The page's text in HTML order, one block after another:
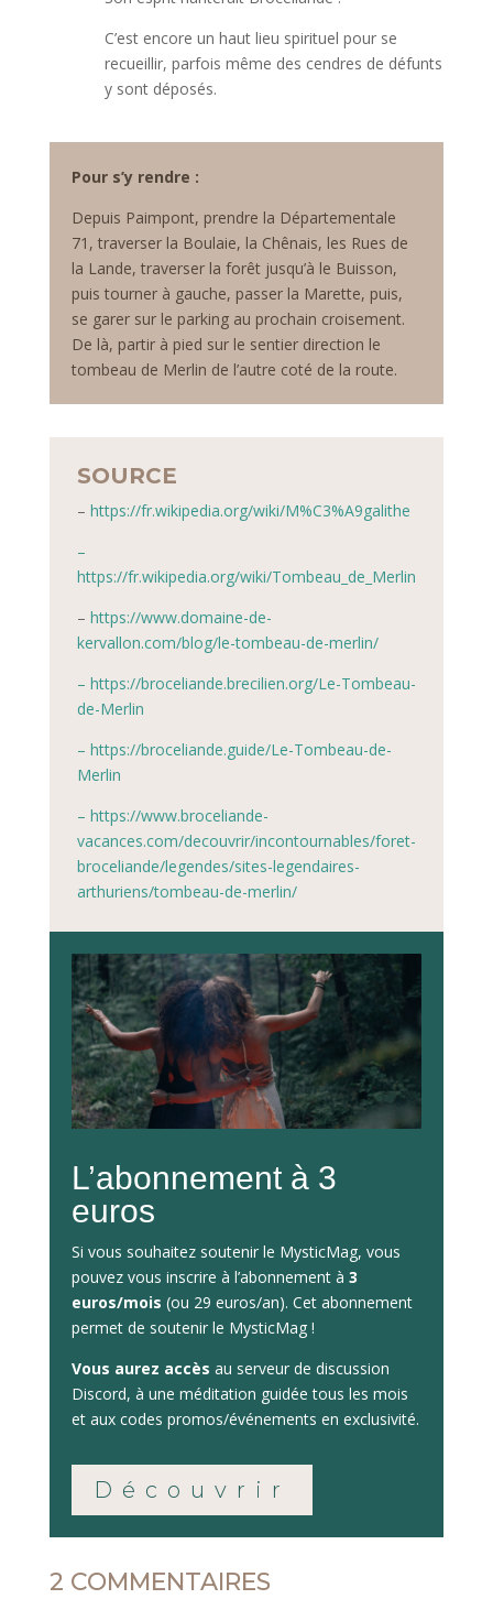
C’est encore un haut lieu spirituel pour se
recueillir, parfois même des cendres de défunts
y sont déposés.
Pour s’y rendre :
Depuis Paimpont, prendre la Départementale
71, traverser la Boulaie, la Chênais, les Rues de
la Lande, traverser la forêt jusqu’à le Buisson,
puis tourner à gauche, passer la Marette, puis,
se garer sur le parking au prochain croisement.
De là, partir à pied sur le sentier direction le
tombeau de Merlin de l’autre coté de la route.
SOURCE
– https://fr.wikipedia.org/wiki/M%C3%A9galithe
–
https://fr.wikipedia.org/wiki/Tombeau_de_Merlin
– https://www.domaine-de-
kervallon.com/blog/le-tombeau-de-merlin/
– https://broceliande.brecilien.org/Le-Tombeau-
de-Merlin
– https://broceliande.guide/Le-Tombeau-de-
Merlin
– https://www.broceliande-
vacances.com/decouvrir/incontournables/foret-
broceliande/legendes/sites-legendaires-
arthuriens/tombeau-de-merlin/
L’abonnement à 3
euros
Si vous souhaitez soutenir le MysticMag, vous
pouvez vous inscrire à l’abonnement à 3
euros/mois (ou 29 euros/an). Cet abonnement
permet de soutenir le MysticMag !
Vous aurez accès au serveur de discussion
Discord, à une méditation guidée tous les mois
et aux codes promos/événements en exclusivité.
Découvrir
2 COMMENTAIRES